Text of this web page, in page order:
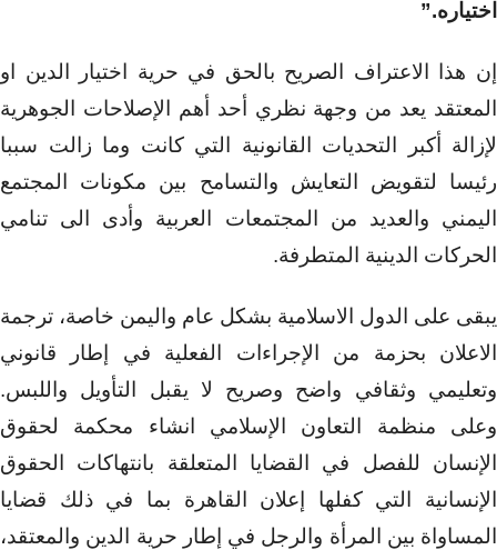
اختياره.”
إن هذا الاعتراف الصريح بالحق في حرية اختيار الدين او
المعتقد يعد من وجهة نظري أحد أهم الإصلاحات الجوهرية
لإزالة أكبر التحديات القانونية التي كانت وما زالت سببا
رئيسا لتقويض التعايش والتسامح بين مكونات المجتمع
اليمني والعديد من المجتمعات العربية وأدى الى تنامي
الحركات الدينية المتطرفة.
يبقى على الدول الاسلامية بشكل عام واليمن خاصة، ترجمة
الاعلان بحزمة من الإجراءات الفعلية في إطار قانوني
وتعليمي وثقافي واضح وصريح لا يقبل التأويل واللبس.
وعلى منظمة التعاون الإسلامي انشاء محكمة لحقوق
الإنسان للفصل في القضايا المتعلقة بانتهاكات الحقوق
الإنسانية التي كفلها إعلان القاهرة بما في ذلك قضايا
المساواة بين المرأة والرجل في إطار حرية الدين والمعتقد،